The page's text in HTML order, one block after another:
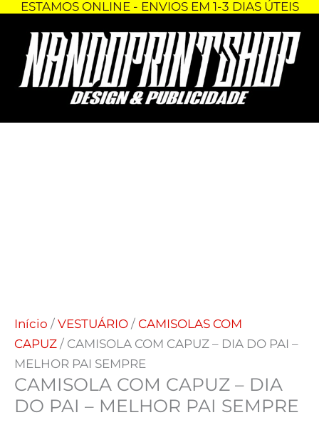
Skip
content
ESTAMOS ONLINE - ENVIOS EM 1-3 DIAS ÚTEIS
Início / VESTUÁRIO / CAMISOLAS COM
CAPUZ / CAMISOLA COM CAPUZ – DIA DO PAI –
MELHOR PAI SEMPRE
CAMISOLA COM CAPUZ – DIA
DO PAI – MELHOR PAI SEMPRE
Quantidade
de
CAMISOLA
COM
CAPUZ